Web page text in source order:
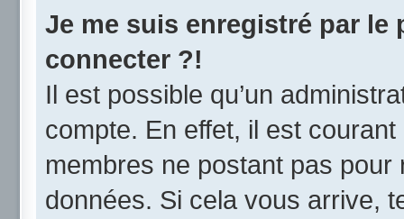
Je me suis enregistré par le
connecter ?!
Il est possible qu’un
compte. En effet, il est
membres ne postant pas
données. Si cela vous arrive,